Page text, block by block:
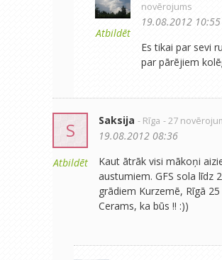
Atbildēt
novērojums
19.08.2012 10:55
Es tikai par sevi
par pārējiem
S
Atbildēt
Saksija - Rīga - 27
19.08.2012 08:36
Kaut ātrāk visi mākoņi
austumiem. GFS sola līdz
grādiem Kurzemē, Rīgā 25
Cerams, ka būs !! :))